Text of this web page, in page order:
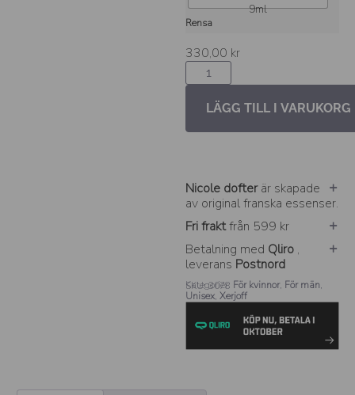
9ml
Rensa
330,00 kr
LÄGG TILL I VARUKORG
Nicole dofterär skapade
av original franska essenser.
Fri fraktfrån 599 kr
Betalning med Qliro ,
leverans Postnord
SKU: 3078
Kategorier: För kvinnor, För män,
Unisex, Xerjoff